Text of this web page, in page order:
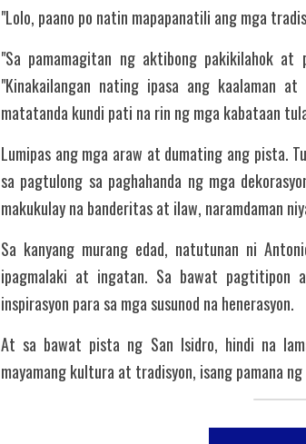
"Lolo, paano po natin mapapanatili ang mga
"Sa pamamagitan ng aktibong pakikilahok at
"Kinakailangan nating ipasa ang kaalaman
matatanda kundi pati na rin ng mga kabataan
Lumipas ang mga araw at dumating ang pista.
sa pagtulong sa paghahanda ng mga
makukulay na banderitas at ilaw, naramdaman
Sa kanyang murang edad, natutunan ni
ipagmalaki at ingatan. Sa bawat pagtitipon
inspirasyon para sa mga susunod na henerasyon.
At sa bawat pista ng San Isidro, hindi na
mayamang kultura at tradisyon, isang pamana